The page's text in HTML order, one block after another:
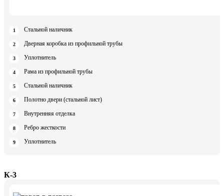
Стальной наличник
Дверная коробка из профильной трубы
Уплотнитель
Рама из профильной трубы
Стальной наличник
Полотно двери (стальной лист)
Внутренняя отделка
Ребро жесткости
Уплотнитель
К-3